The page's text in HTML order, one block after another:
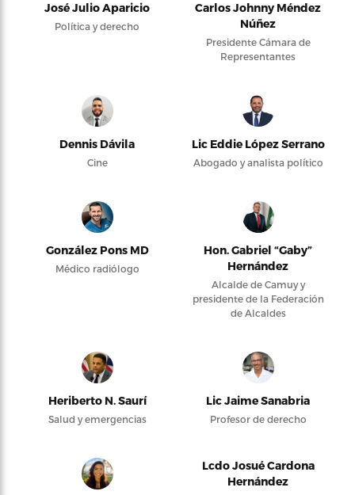
José Julio Aparicio
Política y derecho
Carlos Johnny Méndez
Núñez
Presidente Cámara de
Representantes
Dennis Dávila
Cine
Lic Eddie López Serrano
Abogado y analista político
González Pons MD
Médico radiólogo
Hon. Gabriel “Gaby”
Hernández
Alcalde de Camuy y
presidente de la Federación
de Alcaldes
Heriberto N. Saurí
Salud y emergencias
Lic Jaime Sanabria
Profesor de derecho
Lcdo Josué Cardona
Hernández